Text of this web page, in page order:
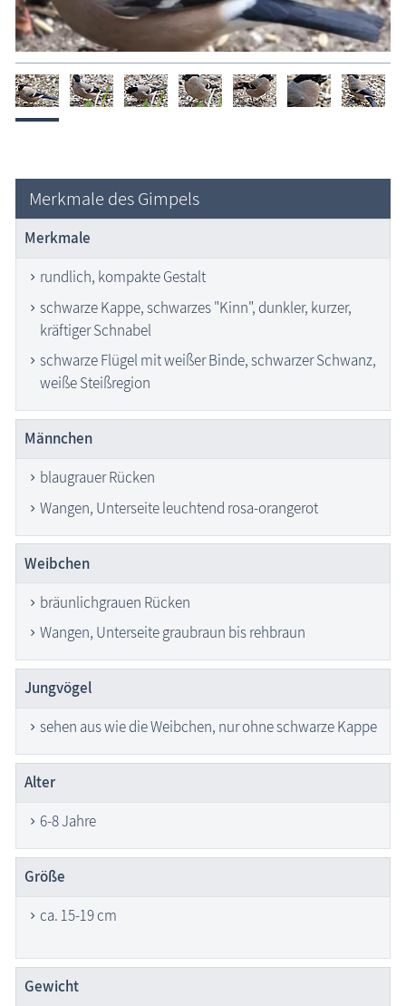
Merkmale des Gimpels
Merkmale
rundlich, kompakte Gestalt
schwarze Kappe, schwarzes "Kinn", dunkler, kurzer,
kräftiger Schnabel
schwarze Flügel mit weißer Binde, schwarzer Schwanz,
weiße Steißregion
Männchen
blaugrauer Rücken
Wangen, Unterseite leuchtend rosa-orangerot
Weibchen
bräunlichgrauen Rücken
Wangen, Unterseite graubraun bis rehbraun
Jungvögel
sehen aus wie die Weibchen, nur ohne schwarze Kappe
Alter
6-8 Jahre
Größe
ca. 15-19 cm
Gewicht